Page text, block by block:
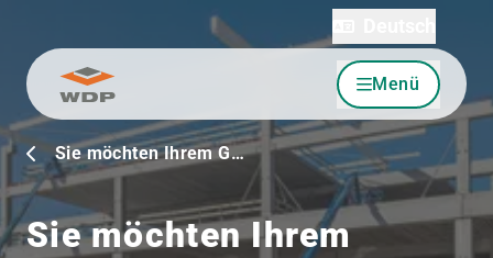
Zum Inhalt wechseln Menü
Sie möchten Ihrem G…
Sie möchten Ihrem